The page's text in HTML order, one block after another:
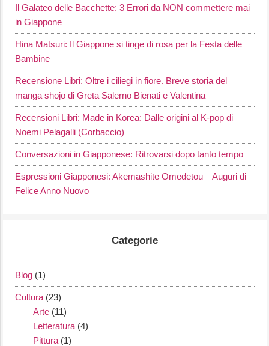
Il Galateo delle Bacchette: 3 Errori da NON commettere mai
in Giappone
Hina Matsuri: Il Giappone si tinge di rosa per la Festa delle
Bambine
Recensione Libri: Oltre i ciliegi in fiore. Breve storia del
manga shōjo di Greta Salerno Bienati e Valentina
Recensioni Libri: Made in Korea: Dalle origini al K-pop di
Noemi Pelagalli (Corbaccio)
Conversazioni in Giapponese: Ritrovarsi dopo tanto tempo
Espressioni Giapponesi: Akemashite Omedetou – Auguri di
Felice Anno Nuovo
Categorie
Blog (1)
Cultura (23)
Arte (11)
Letteratura (4)
Pittura (1)